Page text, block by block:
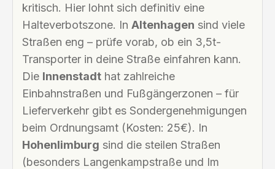
kritisch. Hier lohnt sich definitiv eine
Halteverbotszone. In Altenhagen sind viele
Straßen eng – prüfe vorab, ob ein 3,5t-
Transporter in deine Straße einfahren kann.
Die Innenstadt hat zahlreiche
Einbahnstraßen und Fußgängerzonen – für
Lieferverkehr gibt es Sondergenehmigungen
beim Ordnungsamt (Kosten: 25€). In
Hohenlimburg sind die steilen Straßen
(besonders Langenkampstraße und Im